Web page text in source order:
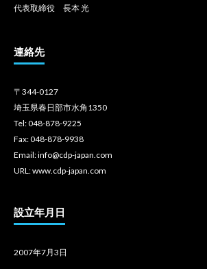
代表取締役 長本 光
連絡先
〒344-0127
埼玉県春日部市水角1350
Tel: 048-878-9225
Fax: 048-878-9938
Email: info@cdp-japan.com
URL: www.cdp-japan.com
設立年月日
2007年7月3日